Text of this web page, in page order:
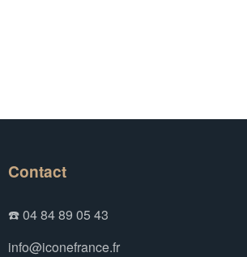
Contact
☎️ 04 84 89 05 43
info@iconefrance.fr